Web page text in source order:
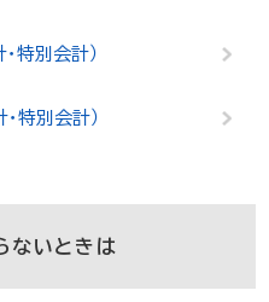
特別会計）
特別会計）
ないときは